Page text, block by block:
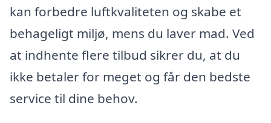
kan forbedre luftkvaliteten og skabe et
behageligt miljø, mens du laver mad. Ved
at indhente flere tilbud sikrer du, at du
ikke betaler for meget og får den bedste
service til dine behov.